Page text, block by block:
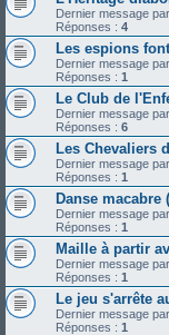
Dernier message par
Réponses : 4
Les espions
Dernier message par
Réponses : 1
Le Club de
Dernier message par
Réponses : 6
Les Chevaliers
Dernier message par
Réponses : 1
Danse
Dernier message par
Réponses : 1
Maille à partir
Dernier message par
Réponses : 1
Le jeu s'arrête
Dernier message par
Réponses : 1